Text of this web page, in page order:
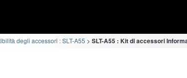
degli accessori : SLT-A55 SLT-A55 : Kit di accessori